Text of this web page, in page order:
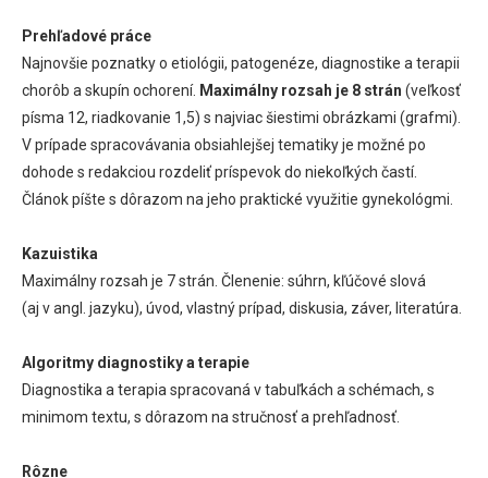
Prehľadové práce
Najnovšie poznatky o etiológii, patogenéze, diagnostike a terapii
chorôb a skupín ochorení. Maximálny rozsah je 8 strán (veľkosť
písma 12, riadkovanie 1,5) s najviac šiestimi obrázkami (grafmi).
V prípade spracovávania obsiahlejšej tematiky je možné po
dohode s redakciou rozdeliť príspevok do niekoľkých častí.
Článok píšte s dôrazom na jeho praktické využitie gynekológmi.
Kazuistika
Maximálny rozsah je 7 strán. Členenie: súhrn, kľúčové slová
(aj v angl. jazyku), úvod, vlastný prípad, diskusia, záver, literatúra.
Algoritmy diagnostiky a terapie
Diagnostika a terapia spracovaná v tabuľkách a schémach, s
minimom textu, s dôrazom na stručnosť a prehľadnosť.
Rôzne